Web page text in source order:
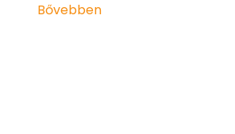
Bővebben